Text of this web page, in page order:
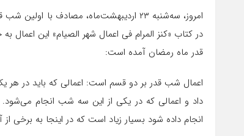
امروز، سه‌شنبه ۲۳ اردیبهشت‌ماه،
در کتاب «کنز المرام فی اعمال شهر الصیام» این
قدر ماه رمضان آمده است:
اعمال شب قدر بر دو قسم است: اعمالی که باید در
داد و اعمالی که در یکی از این سه شب انجام
انجام داده شود بسیار زیاد است که در اینجا به برخی از